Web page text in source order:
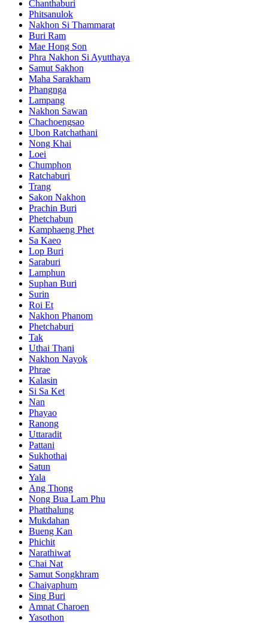
Chanthaburi
Phitsanulok
Nakhon Si Thammarat
Buri Ram
Mae Hong Son
Phra Nakhon Si Ayutthaya
Samut Sakhon
Maha Sarakham
Phangnga
Lampang
Nakhon Sawan
Chachoengsao
Ubon Ratchathani
Nong Khai
Loei
Chumphon
Ratchaburi
Trang
Sakon Nakhon
Prachin Buri
Phetchabun
Kamphaeng Phet
Sa Kaeo
Lop Buri
Saraburi
Lamphun
Suphan Buri
Surin
Roi Et
Nakhon Phanom
Phetchaburi
Tak
Uthai Thani
Nakhon Nayok
Phrae
Kalasin
Si Sa Ket
Nan
Phayao
Ranong
Uttaradit
Pattani
Sukhothai
Satun
Yala
Ang Thong
Nong Bua Lam Phu
Phatthalung
Mukdahan
Bueng Kan
Phichit
Narathiwat
Chai Nat
Samut Songkhram
Chaiyaphum
Sing Buri
Amnat Charoen
Yasothon